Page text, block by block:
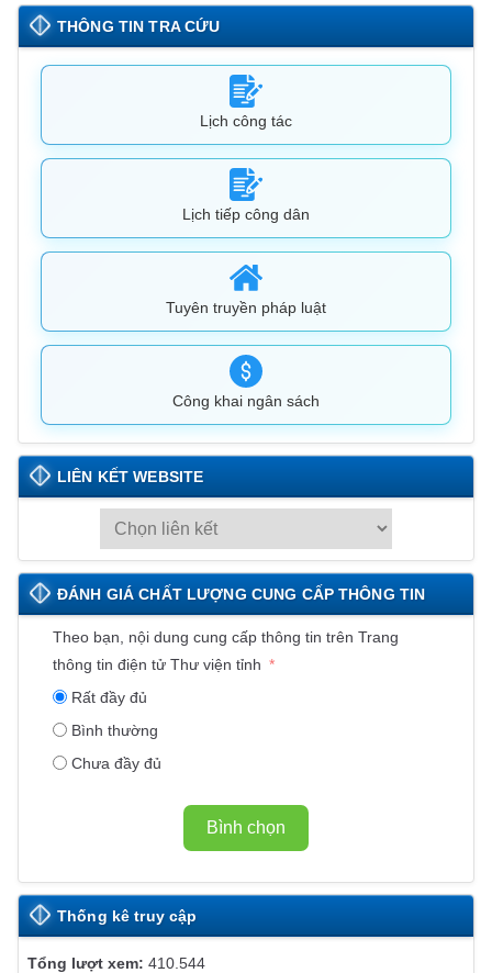
THÔNG TIN TRA CỨU
Lịch công tác
Lịch tiếp công dân
Tuyên truyền pháp luật
Công khai ngân sách
LIÊN KẾT WEBSITE
I
Ê
N
K
Ế
E
B
ĐÁNH GIÁ CHẤT LƯỢNG CUNG CẤP THÔNG TIN
Theo bạn, nội dung cung cấp thông tin trên Trang
thông tin điện tử Thư viện tỉnh
Rất đầy đủ
Bình thường
Chưa đầy đủ
Bình chọn
Thống kê truy cập
410.544